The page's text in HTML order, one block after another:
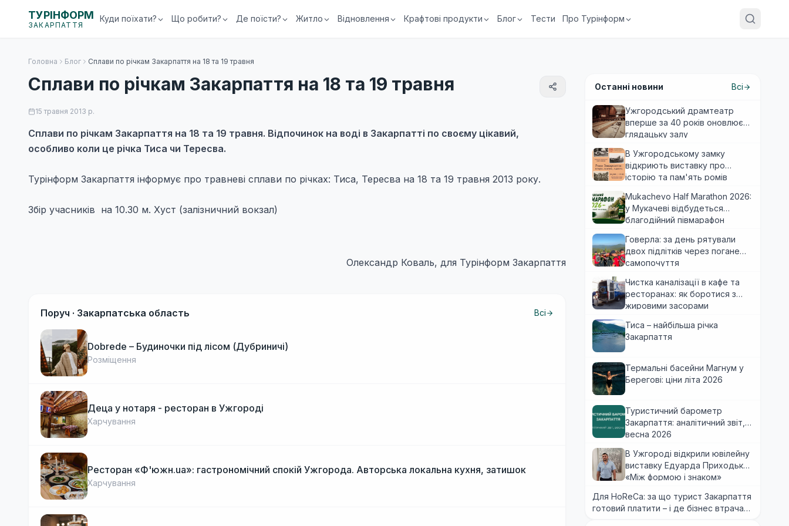
ТУРІНФОРМ
ЗАКАРПАТТЯ
Куди поїхати? Що робити? Де поїсти? Житло Відновлення Крафтові продукти Блог Тести Про Турінформ
Головна Блог Сплави по річкам Закарпаття на 18 та 19 травня
Сплави по річкам Закарпаття на 18 та 19 травня
15 травня 2013 р.
Сплави по річкам Закарпаття на 18 та 19 травня. Відпочинок на воді в Закарпатті по своєму цікавий,
особливо коли це річка Тиса чи Тересва.
Турінформ Закарпаття інформує про травневі сплави по річках: Тиса, Тересва на 18 та 19 травня 2013 року.
Збір учасників на 10.30 м. Хуст (залізничний вокзал)
Олександр Коваль, для Турінформ Закарпаття
Поруч · Закарпатська область Всі
Dobrede – Будиночки під лісом (Дубриничі)
Розміщення
Деца у нотаря - ресторан в Ужгороді
Харчування
Ресторан «Ф'южн.ua»: гастрономічний спокій Ужгорода. Авторська локальна кухня, затишок
Харчування
Останні новини Всі
Ужгородський драмтеатр
вперше за 40 років оновлює
глядацьку залу
В Ужгородському замку
відкриють виставку про
історію та пам'ять ромів
Mukachevo Half Marathon 2026:
у Мукачеві відбудеться
благодійний півмарафон
Говерла: за день рятували
двох підлітків через погане
самопочуття
Чистка каналізації в кафе та
ресторанах: як боротися з
жировими засорами
Тиса – найбільша річка
Закарпаття
Термальні басейни Магнум у
Берегові: ціни літа 2026
Туристичний барометр
Закарпаття: аналітичний звіт,
весна 2026
В Ужгороді відкрили ювілейну
виставку Едуарда Приходька
«Між формою і знаком»
Для HoReCa: за що турист Закарпаття
готовий платити – і де бізнес втрачає